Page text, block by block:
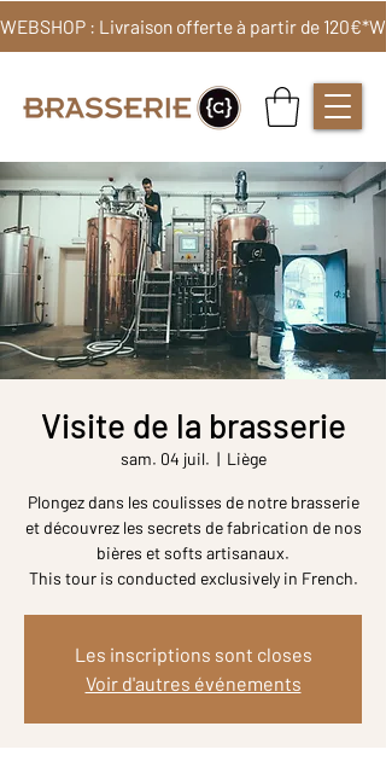
WEBSHOP : Livraison offerte à partir de 120€*
Visite de la brasserie
sam. 04 juil.
  |
Liège
Plongez dans les coulisses de notre brasserie
et découvrez les secrets de fabrication de nos
bières et softs artisanaux.
Les inscriptions sont closes
Voir d'autres événements